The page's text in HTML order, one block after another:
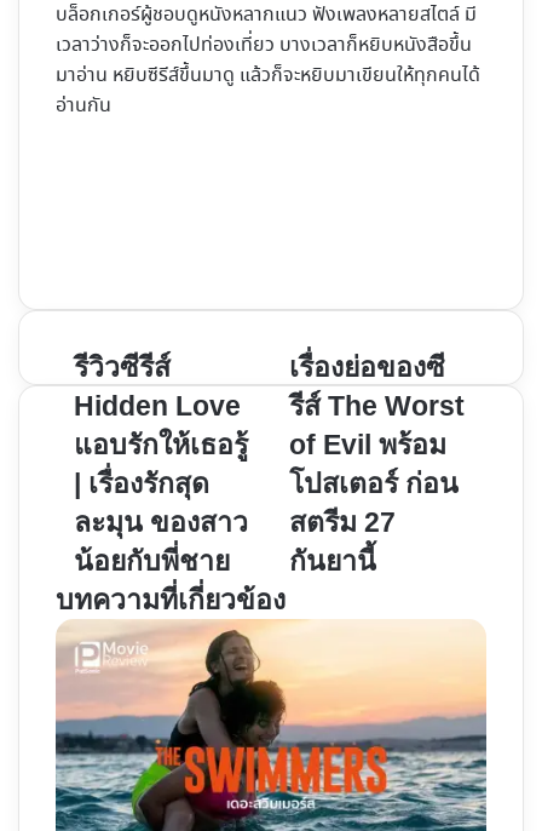
บล็อกเกอร์ผู้ชอบดูหนังหลากแนว ฟังเพลงหลายสไตล์ มี
เวลาว่างก็จะออกไปท่องเที่ยว บางเวลาก็หยิบหนังสือขึ้น
มาอ่าน หยิบซีรีส์ขึ้นมาดู แล้วก็จะหยิบมาเขียนให้ทุกคนได้
อ่านกัน
รีวิว
ซี
รีส์
Hidden
Love
แอบ
รัก
ให้
เธอ
|
รัก
สุด
ละมุน
ของ
รีวิวซีรีส์
Hidden Love
แอบรักให้เธอรู้
| เรื่องรักสุด
ละมุน ของสาว
น้อยกับพี่ชาย
เรื่อง
ย่อ
ของ
ซี
รีส์
The
Worst
of
โปสเตอร์
ก่อน
สตรี
ม
27
กันยา
เรื่องย่อของซี
รีส์ The Worst
of Evil พร้อม
โปสเตอร์ ก่อน
สตรีม 27
กันยานี้
บทความที่เกี่ยวข้อง